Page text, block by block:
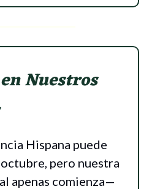
Nuestros
Hispana puede
pero nuestra
apenas comienza—